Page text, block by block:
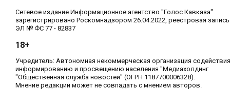
Сетевое издание Информационное агентство "Голос Кавказа"
зарегистрировано Роскомнадзором 26.04.2022, реестровая запись
ЭЛ № ФС 77 - 82837
18+
Учредитель: Автономная некоммерческая организация содействия
информированию и просвещению населения "Медиахолдинг
"Общественная служба новостей" (ОГРН 1187700006328).
Мнение редакции может не совпадать с мнением авторов.